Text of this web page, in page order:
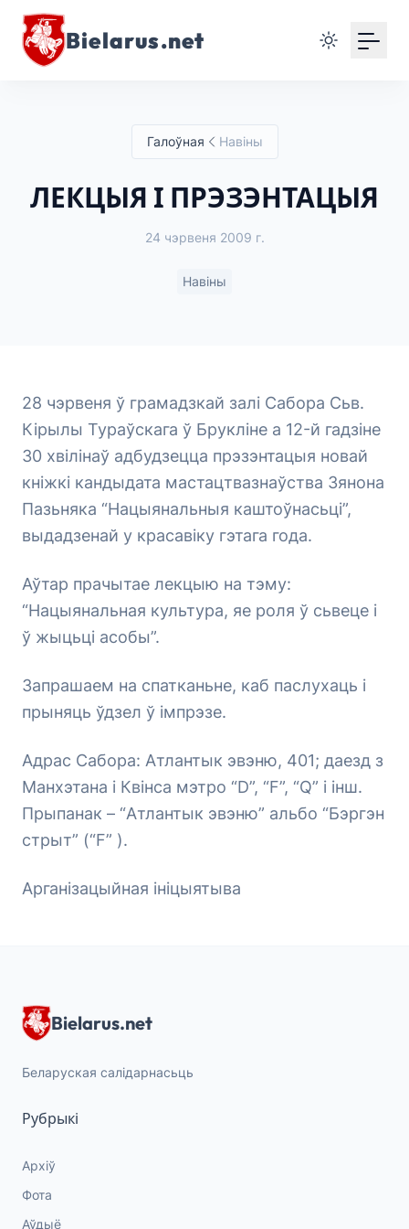
Bielarus.net
Галоўная Навіны
ЛЕКЦЫЯ І ПРЭЗЭНТАЦЫЯ
24 чэрвеня 2009 г.
Навіны
28 чэрвеня ў грамадзкай залі Сабора Сьв.
Кірылы Тураўскага ў Брукліне а 12-й гадзіне
30 хвілінаў адбудзецца прэзэнтацыя новай
кніжкі кандыдата мастацтвазнаўства Зянона
Пазьняка “Нацыянальныя каштоўнасьці”,
выдадзенай у красавіку гэтага года.
Аўтар прачытае лекцыю на тэму:
“Нацыянальная культура, яе роля ў сьвеце і
ў жыцьці асобы”.
Запрашаем на спатканьне, каб паслухаць і
прыняць ўдзел ў імпрэзе.
Адрас Сабора: Атлантык эвэню, 401; даезд з
Манхэтана і Квінса мэтро “D”, “F”, “Q” і інш.
Прыпанак – “Атлантык эвэню” альбо “Бэргэн
стрыт” (“F” ).
Арганізацыйная ініцыятыва
Bielarus.net
Беларуская салідарнасьць
Рубрыкі
Архіў
Фота
Аўдыё